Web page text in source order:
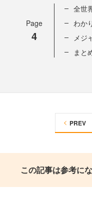
Page
4
全世
わか
メジ
まと
PREV
この記事は参考に